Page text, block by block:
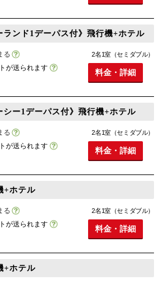
ランド1デーパス付》飛行機+ホテル
る
が送られます
2名1室（セミダブル）
料金・詳細
シー1デーパス付》飛行機+ホテル
る
が送られます
2名1室（セミダブル）
料金・詳細
ホテル
る
が送られます
2名1室（セミダブル）
料金・詳細
ホテル